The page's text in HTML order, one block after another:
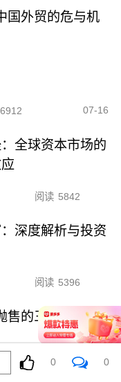
国外贸的危与机
6912 07-16
全球资本市场的
阅读 5842
深度解析与投资
阅读 5396
售的三类高危资产
0 0